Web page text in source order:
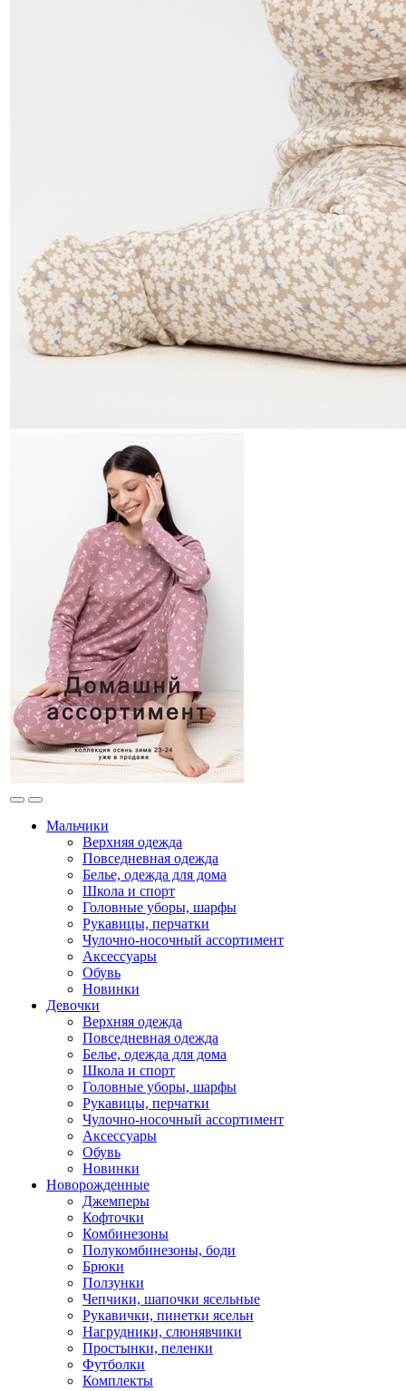
Мальчики
Верхняя одежда
Повседневная одежда
Белье, одежда для дома
Школа и спорт
Головные уборы, шарфы
Рукавицы, перчатки
Чулочно-носочный ассортимент
Аксессуары
Обувь
Новинки
Девочки
Верхняя одежда
Повседневная одежда
Белье, одежда для дома
Школа и спорт
Головные уборы, шарфы
Рукавицы, перчатки
Чулочно-носочный ассортимент
Аксессуары
Обувь
Новинки
Новорожденные
Джемперы
Кофточки
Комбинезоны
Полукомбинезоны, боди
Брюки
Ползунки
Чепчики, шапочки ясельные
Рукавички, пинетки ясельн
Нагрудники, слюнявчики
Простынки, пеленки
Футболки
Комплекты